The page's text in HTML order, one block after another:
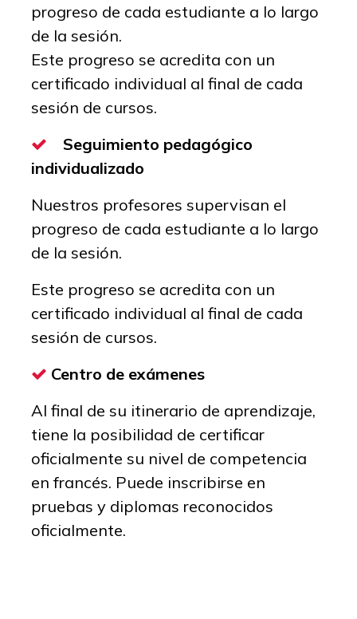
progreso de cada estudiante a lo largo
de la sesión.
Este progreso se acredita con un
certificado individual al final de cada
sesión de cursos.
Seguimiento pedagógico
individualizado
Nuestros profesores supervisan el
progreso de cada estudiante a lo largo
de la sesión.
Este progreso se acredita con un
certificado individual al final de cada
sesión de cursos.
Centro de exámenes
Al final de su itinerario de aprendizaje,
tiene la posibilidad de certificar
oficialmente su nivel de competencia
en francés. Puede inscribirse en
pruebas y diplomas reconocidos
oficialmente.